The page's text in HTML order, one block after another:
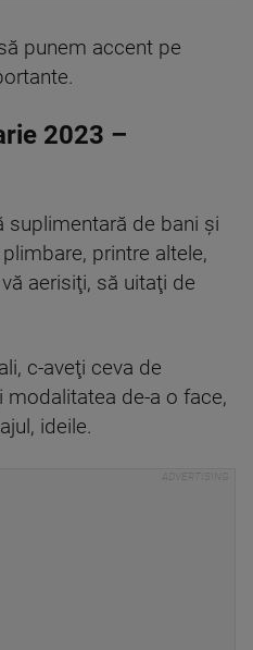
punem accent pe
2023 –
suplimentară de bani şi
printre altele,
aerisiţi, să uitaţi de
c-aveţi ceva de
de-a o face,
ideile.